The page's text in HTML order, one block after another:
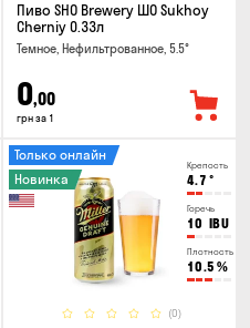
Пиво SHO Brewery ШО Sukhoy
Cherniy 0.33л
Темное, Нефильтрованное, 5.5°
0,00
грн за 1
Крепость
4.7 °
Горечь
10 IBU
Плотность
10.5 %
(0)
Только онлайн
Новинка